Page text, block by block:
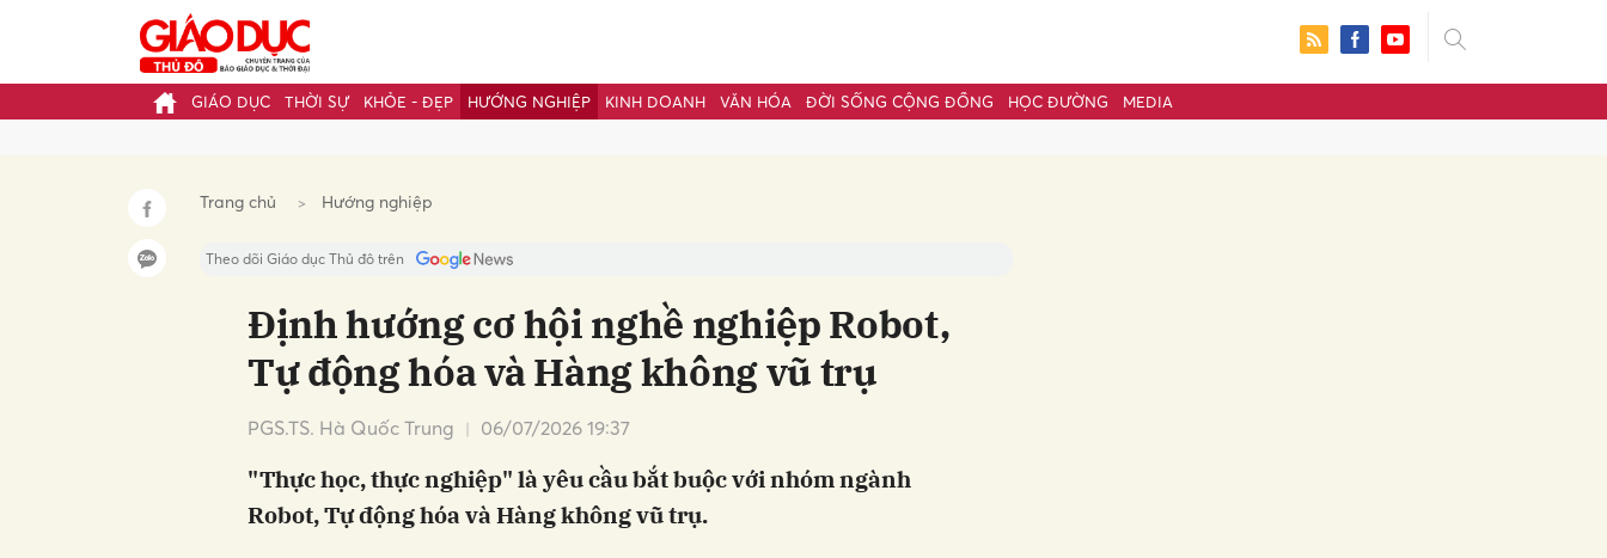
GIÁO DỤC THỜI SỰ KHỎE - ĐẸP HƯỚNG NGHIỆP KINH DOANH VĂN HÓA ĐỜI SỐNG CỘNG ĐỒNG HỌC ĐƯỜNG MEDIA
Trang chủ Hướng nghiệp
Theo dõi Giáo dục Thủ đô trên
Định hướng cơ hội nghề nghiệp Robot,
Tự động hóa và Hàng không vũ trụ
PGS.TS. Hà Quốc Trung 06/07/2026 19:37
"Thực học, thực nghiệp" là yêu cầu bắt buộc với nhóm ngành
Robot, Tự động hóa và Hàng không vũ trụ.
Gửi bình luận